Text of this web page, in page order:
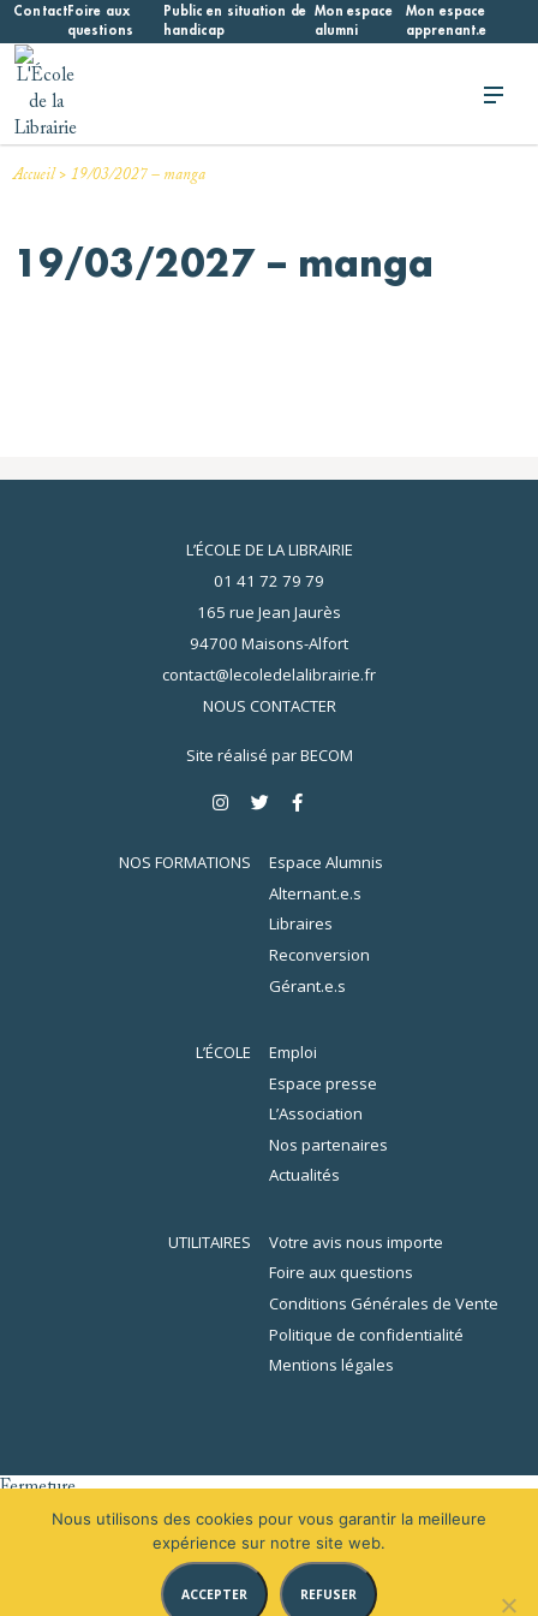
Skip
content
ContactFoire aux
questions
Public en situation de
handicap
Mon espace
alumni
Mon espace
apprenant.e
Accueil>19/03/2027 – manga
19/03/2027 – manga
L’ÉCOLE DE LA LIBRAIRIE
01 41 72 79 79
165 rue Jean Jaurès
94700 Maisons-Alfort
contact@lecoledelalibrairie.fr
NOUS CONTACTER
Site réalisé parBECOM
NOS FORMATIONS
Espace Alumnis
Alternant.e.s
Libraires
Reconversion
Gérant.e.s
L’ÉCOLE
Emploi
Espace presse
L’Association
Nos partenaires
Actualités
UTILITAIRES
Votre avis nous importe
Foire aux questions
Conditions Générales de Vente
Politique de confidentialité
Mentions légales
Fermeture
L’École de la Librairie sera fermée du 1 au 16 août 2026 inclus. En
raison des congés, votre demande de devis sera traitée à partir du 31
Merci de votre compréhension.
Nous utilisons des cookies pour vous garantir la meilleure
expérience sur notre site web.
ACCEPTER REFUSER